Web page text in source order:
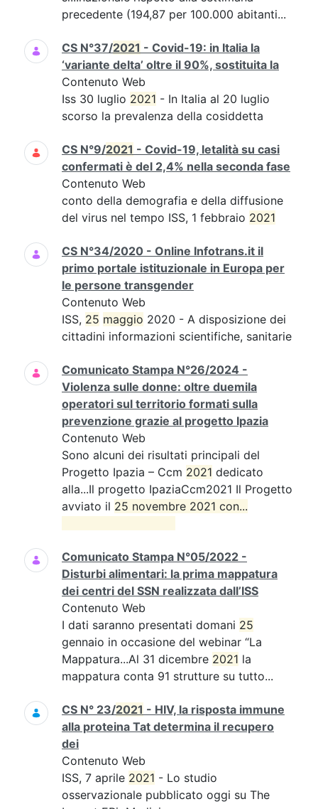
precedente (194,87 per 100.000 abitanti...
CS N°37/2021 - Covid-19: in Italia la
‘variante delta’ oltre il 90%, sostituita la
Contenuto Web
Iss 30 luglio 2021 - In Italia al 20 luglio
scorso la prevalenza della cosiddetta
CS N°9/2021 - Covid-19, letalità su casi
confermati è del 2,4% nella seconda fase
Contenuto Web
conto della demografia e della diffusione
del virus nel tempo ISS, 1 febbraio 2021
CS N°34/2020 - Online Infotrans.it il
primo portale istituzionale in Europa per
le persone transgender
Contenuto Web
ISS, 25 maggio 2020 - A disposizione dei
cittadini informazioni scientifiche, sanitarie
Comunicato Stampa N°26/2024 -
Violenza sulle donne: oltre duemila
operatori sul territorio formati sulla
prevenzione grazie al progetto Ipazia
Contenuto Web
Sono alcuni dei risultati principali del
Progetto Ipazia – Ccm 2021 dedicato
alla...Il progetto IpaziaCcm2021 Il Progetto
avviato il 25 novembre 2021 con...
Comunicato Stampa N°05/2022 -
Disturbi alimentari: la prima mappatura
dei centri del SSN realizzata dall’ISS
Contenuto Web
I dati saranno presentati domani 25
gennaio in occasione del webinar “La
Mappatura...Al 31 dicembre 2021 la
mappatura conta 91 strutture su tutto...
CS N° 23/2021 - HIV, la risposta immune
alla proteina Tat determina il recupero
dei
Contenuto Web
ISS, 7 aprile 2021 - Lo studio
osservazionale pubblicato oggi su The